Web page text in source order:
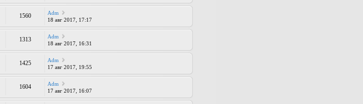
1560
Adm
18 авг 2017, 17:17
1313
Adm
18 авг 2017, 16:31
1425
Adm
17 авг 2017, 19:55
1604
Adm
17 авг 2017, 16:07